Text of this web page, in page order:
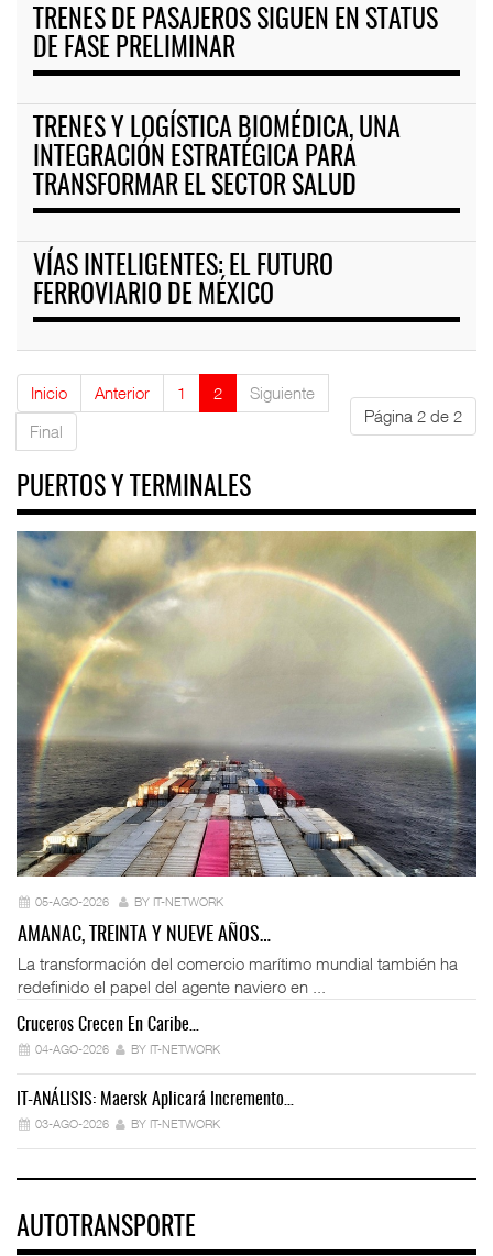
TRENES DE PASAJEROS SIGUEN EN STATUS
DE FASE PRELIMINAR
TRENES Y LOGÍSTICA BIOMÉDICA, UNA
INTEGRACIÓN ESTRATÉGICA PARA
TRANSFORMAR EL SECTOR SALUD
VÍAS INTELIGENTES: EL FUTURO
FERROVIARIO DE MÉXICO
Página 2 de 2
Inicio Anterior 1 2
Siguiente
Final
PUERTOS Y TERMINALES
05-AGO-2026 BY IT-NETWORK
AMANAC, TREINTA Y NUEVE AÑOS…
La transformación del comercio marítimo mundial también ha
redefinido el papel del agente naviero en ...
Cruceros Crecen En Caribe…
04-AGO-2026 BY IT-NETWORK
IT-ANÁLISIS: Maersk Aplicará Incremento…
03-AGO-2026 BY IT-NETWORK
AUTOTRANSPORTE